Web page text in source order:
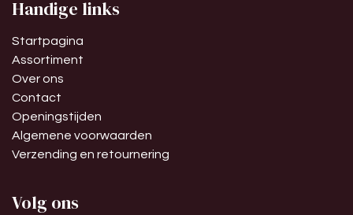
Handige links
Startpagina
Assortiment
Over ons
Contact
Openingstijden
Algemene voorwaarden
Verzending en retournering
Volg ons